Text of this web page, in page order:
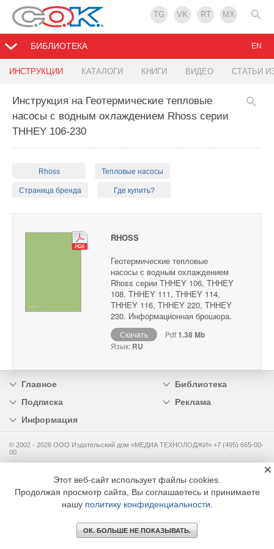
TG VK RT MX
БИБЛИОТЕКА
ИНСТРУКЦИИ КАТАЛОГИ КНИГИ ВИДЕО СТАТЬИ
EN
Инструкция на Геотермические тепловые
насосы с водным охлаждением Rhoss серии
THHEY 106-230
Rhoss Тепловые насосы
Страница бренда Где купить?
RHOSS
Геотермические тепловые
насосы с водным охлаждением
Rhoss серии THHEY 106, THHEY
108, THHEY 111, THHEY 114,
THHEY 116, THHEY 220, THHEY
230. Информационная брошюра.
Скачать Pdf1.38 Mb
Язык: RU
Главное
Библиотека
Подписка
Реклама
Информация
© 2002 - 2026 OOO Издательский дом «МЕДИА ТЕХНОЛОДЖИ» +7 (495) 665-00-
00
Этот веб-сайт использует файлы cookies.
Продолжая просмотр сайта, Вы соглашаетесь и принимаете
нашу политику конфиденциальности
ОК. БОЛЬШЕ НЕ ПОКАЗЫВАТЬ.
×